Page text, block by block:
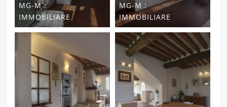
MG-M :
IMMOBILIARE
MG-M :
IMMOBILIARE